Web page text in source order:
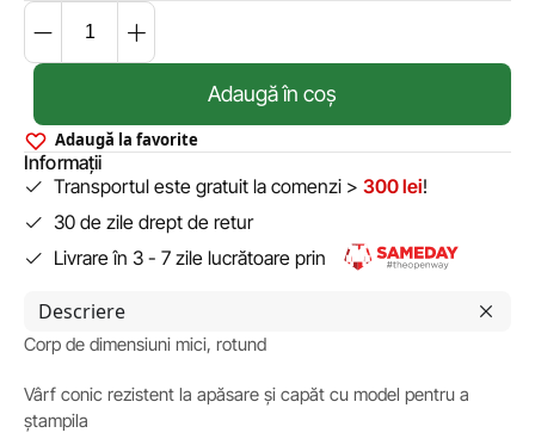
Adaugă în coș
Adaugă la favorite
Informații
Transportul este gratuit la comenzi > 300 lei!
30 de zile drept de retur
Livrare în 3 - 7 zile lucrătoare prin
Descriere
Corp de dimensiuni mici, rotund
Vârf conic rezistent la apăsare și capăt cu model pentru a
ștampila